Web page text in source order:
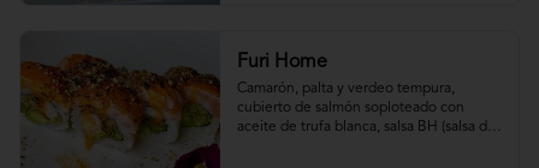
Furi Home
Camarón, palta y verdeo tempura,
cubierto de salmón soploteado con
aceite de trufa blanca, salsa BH (salsa de